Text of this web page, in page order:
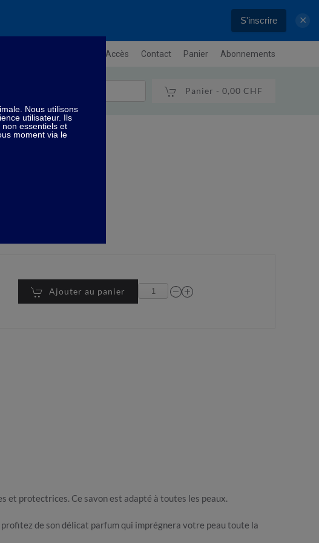
S'inscrire ✕
Plan / Accès Contact Panier Abonnements
Panier - 0,00 CHF
Ajouter au panier
et protectrices. Ce savon est adapté à toutes les peaux.
de son délicat parfum qui imprégnera votre peau toute la